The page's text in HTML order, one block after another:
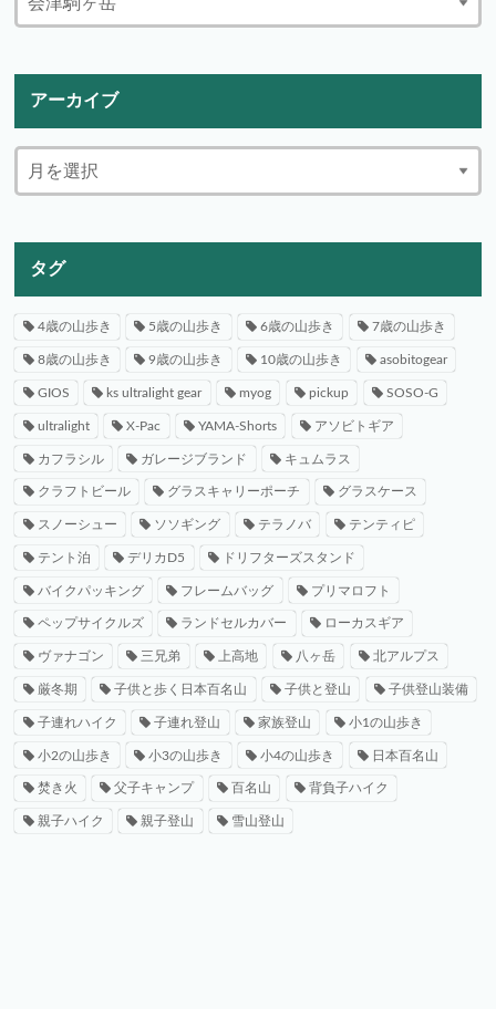
アーカイブ
タグ
4歳の山歩き 5歳の山歩き 6歳の山歩き 7歳の山歩き
8歳の山歩き 9歳の山歩き 10歳の山歩き asobitogear
GIOS ks ultralight gear myog pickup SOSO-G
ultralight X-Pac YAMA-Shorts アソビトギア
カフラシル ガレージブランド キュムラス
クラフトビール グラスキャリーポーチ グラスケース
スノーシュー ソソギング テラノバ テンティピ
テント泊 デリカD5 ドリフターズスタンド
バイクパッキング フレームバッグ プリマロフト
ペップサイクルズ ランドセルカバー ローカスギア
ヴァナゴン 三兄弟 上高地 八ヶ岳 北アルプス
厳冬期 子供と歩く日本百名山 子供と登山 子供登山装備
子連れハイク 子連れ登山 家族登山 小1の山歩き
小2の山歩き 小3の山歩き 小4の山歩き 日本百名山
焚き火 父子キャンプ 百名山 背負子ハイク
親子ハイク 親子登山 雪山登山